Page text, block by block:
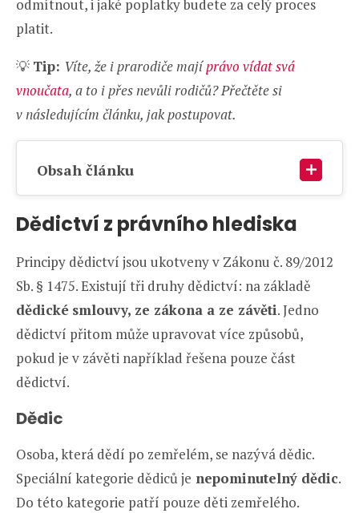
odmítnout, i jaké poplatky budete za celý proces
platit.
💡 Tip: Víte, že i prarodiče majíprávo vídat svá
vnoučata, a to i přes nevůli rodičů? Přečtěte si
v následujícím článku, jak postupovat.
Obsah článku
Dědictví z právního hlediska
Principy dědictví jsou ukotveny v Zákonu č. 89/2012
Sb. § 1475. Existují tři druhy dědictví: na základě
dědické smlouvy, ze zákona a ze závěti. Jedno
dědictví přitom může upravovat více způsobů,
pokud je v závěti například řešena pouze část
dědictví.
Dědic
Osoba, která dědí po zemřelém, se nazývá dědic.
Speciální kategorie dědiců je nepominutelný dědic.
Do této kategorie patří pouze děti zemřelého.